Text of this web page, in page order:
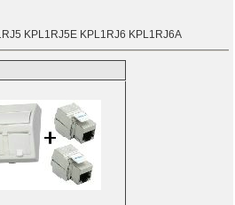
KPL1RJ5E KPL1RJ6 KPL1RJ6A